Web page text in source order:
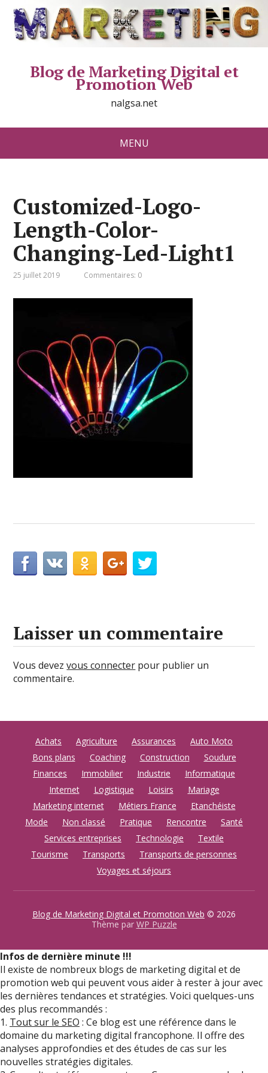
Blog de Marketing Digital et
Promotion Web
nalgsa.net
MENU
Customized-Logo-
Length-Color-
Changing-Led-Light1
25 juillet 2019 Commentaires: 0
Laisser un commentaire
Vous devezvous connecter pour publier un
commentaire.
Achats Agriculture Assurances
Auto Moto
Bons plans
Coaching Construction
Soudure
Finances
Immobilier Industrie
Informatique
Internet
Logistique Loisirs
Mariage
Marketing internet
Métiers France
Etanchéiste
Mode
Non classé Pratique Rencontre
Santé
Services entreprises
Technologie
Textile
Tourisme
Transports
Transports de personnes
Voyages et séjours
Blog de Marketing Digital et Promotion Web © 2026
Thème par WP Puzzle
Infos de dernière minute !!!
Il existe de nombreux blogs de marketing digital et de
promotion web qui peuvent vous aider à rester à jour avec
les dernières tendances et stratégies. Voici quelques-uns
des plus recommandés :
1. Tout sur le SEO : Ce blog est une référence dans le
domaine du marketing digital francophone. Il offre des
analyses approfondies et des études de cas sur les
nouvelles stratégies digitales.